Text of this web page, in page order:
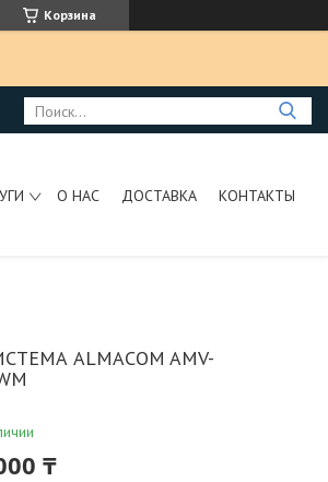
Корзина
О НАС ДОСТАВКА КОНТАКТЫ
ALMACOM AMV-
₸